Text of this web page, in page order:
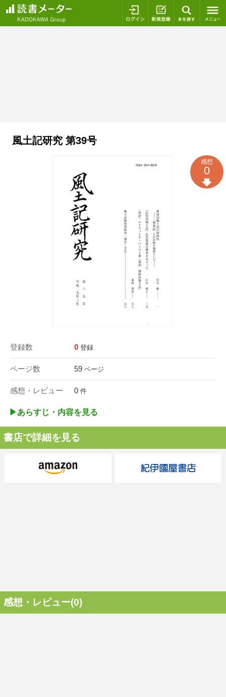
ログイン 新規登録
風土記研究 第39号
登録数 0 登録
ページ数 59 ページ
感想・レビュー 0 件
感想
0
▶︎あらすじ・内容を見る
書店で詳細を見る
感想・レビュー(0)